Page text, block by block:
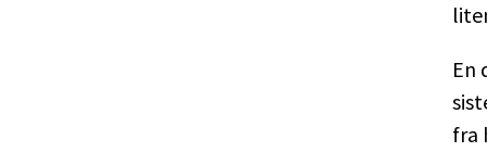
En
fra